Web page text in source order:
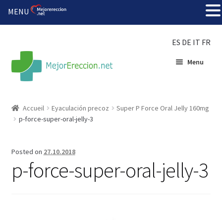
ES DE IT FR
Menu
Roue de la fortune
Organiser une fête
Solution bon marché
Accueil Eyaculación precoz
Super P Force Oral Jelly 160mg
p-force-super-oral-jelly-3
Posted on 27.10.2018
p-force-super-oral-jelly-3
MENU